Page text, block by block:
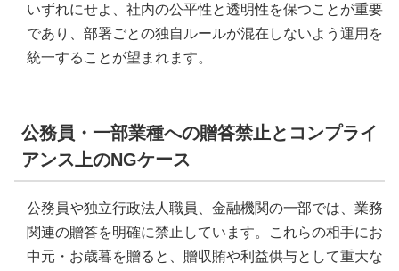
いずれにせよ、社内の公平性と透明性を保つことが重要
であり、部署ごとの独自ルールが混在しないよう運用を
統一することが望まれます。
公務員・一部業種への贈答禁止とコンプライ
アンス上のNGケース
公務員や独立行政法人職員、金融機関の一部では、業務
関連の贈答を明確に禁止しています。これらの相手にお
中元・お歳暮を贈ると、贈収賄や利益供与として重大な